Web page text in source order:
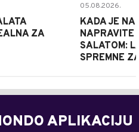
ZA
05.08.2026.
KADA JE
NAPRAVITE
SALATOM:
SPREMNE
APLIKACIJU